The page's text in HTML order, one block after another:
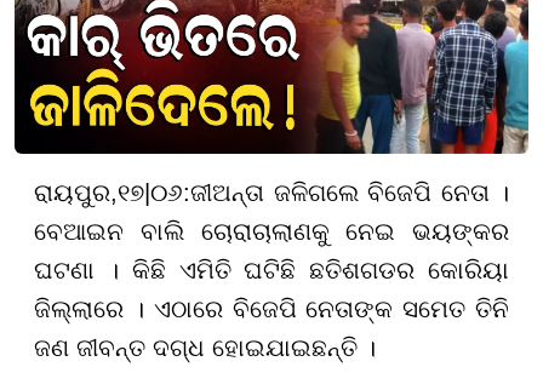
ରାୟପୁର,୧୭|୦୬:ଜୀଅନ୍ତା ଜଳିଗଲେ ବିଜେପି ନେତା ।
ବେଆଇନ ବାଲି ଚୋରାଚାଲାଣକୁ ନେଇ ଭୟଙ୍କର
ଘଟଣା । କିଛି ଏମିତି ଘଟିଛି ଛତିଶଗଡର କୋରିୟା
ଜିଲ୍ଲାରେ । ଏଠାରେ ବିଜେପି ନେତାଙ୍କ ସମେତ ତିନି
ଜଣ ଜୀବନ୍ତ ଦଗ୍ଧ ହୋଇଯାଇଛନ୍ତି ।